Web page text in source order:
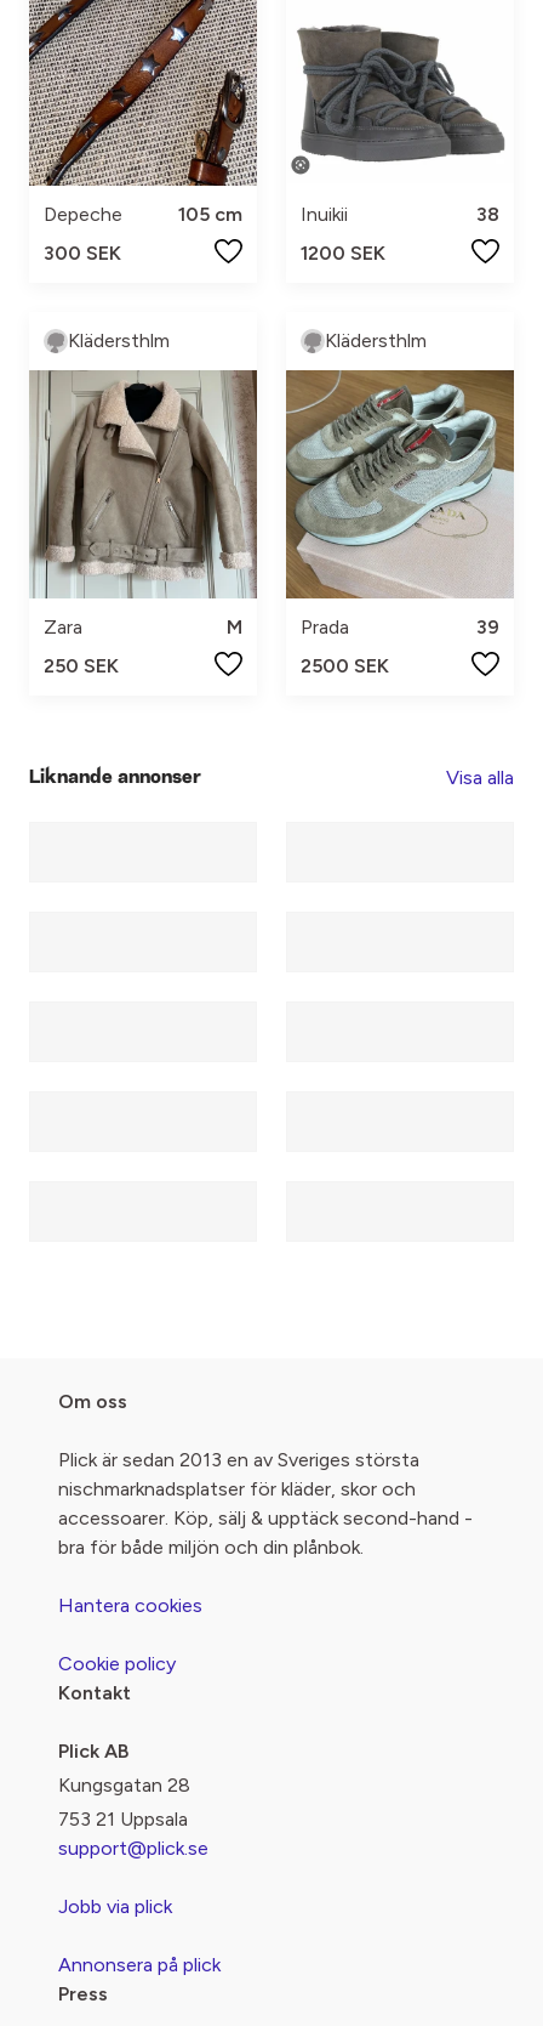
Depeche
105 cm
300 SEK
Inuikii
38
1200 SEK
Klädersthlm
Zara
M
250 SEK
Klädersthlm
Prada
39
2500 SEK
Liknande annonser Visa alla
Om oss
Plick är sedan 2013 en av Sveriges största
nischmarknadsplatser för kläder, skor och
accessoarer. Köp, sälj & upptäck second-hand -
bra för både miljön och din plånbok.
Hantera cookies
Cookie policy
Kontakt
Plick AB
Kungsgatan 28
753 21 Uppsala
support@plick.se
Jobb via plick
Annonsera på plick
Press